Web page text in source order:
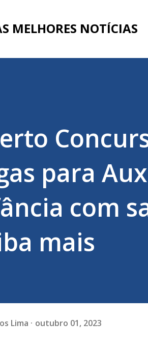
MELHORES NOTÍCIAS
para
com
mais
Lima outubro 01, 2023